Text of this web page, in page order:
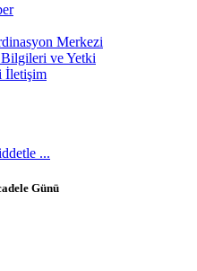
Merkezi
ve Yetki
İletişim
...
Günü